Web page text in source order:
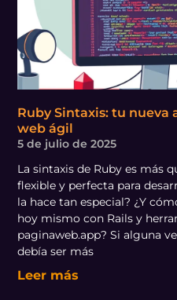
Ruby Sintaxis: tu nueva
web ágil
5 de julio de 2025
La sintaxis de Ruby es más
flexible y perfecta para
la hace tan especial? ¿Y
hoy mismo con Rails y
paginaweb.app? Si alguna
debía ser más
Leer más